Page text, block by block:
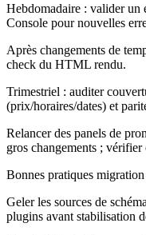
Hebdomadaire : valider un
Console pour nouvelles
Après changements de
check du HTML rendu.
Trimestriel : auditer
(prix/horaires/dates) et
Relancer des panels de
gros changements ;
Bonnes pratiques migration
Geler les sources de
plugins avant stabilisation